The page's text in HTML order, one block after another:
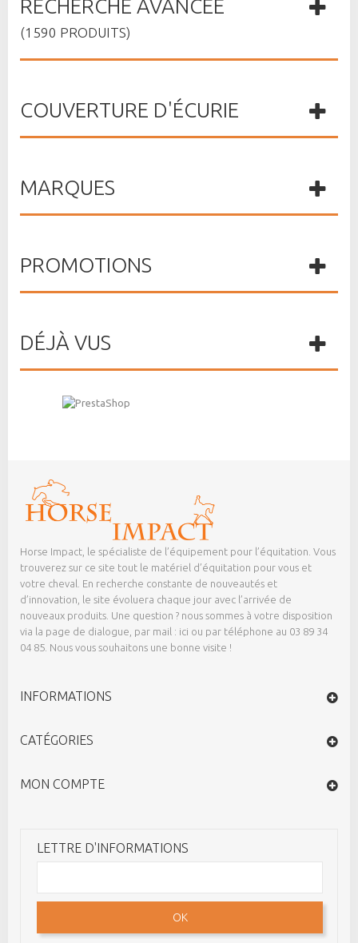
RECHERCHE AVANCÉE
(1590 PRODUITS)
COUVERTURE D'ÉCURIE
MARQUES
PROMOTIONS
DÉJÀ VUS
Horse Impact, le spécialiste de l’équipement pour l’équitation. Vous
trouverez sur ce site tout le matériel d’équitation pour vous et
votre cheval. En recherche constante de nouveautés et
d’innovation, le site évoluera chaque jour avec l’arrivée de
nouveaux produits. Une question ? nous sommes à votre disposition
via la page de dialogue, par mail : ici ou par téléphone au 03 89 34
04 85. Nous vous souhaitons une bonne visite !
INFORMATIONS
CATÉGORIES
MON COMPTE
LETTRE D'INFORMATIONS
OK